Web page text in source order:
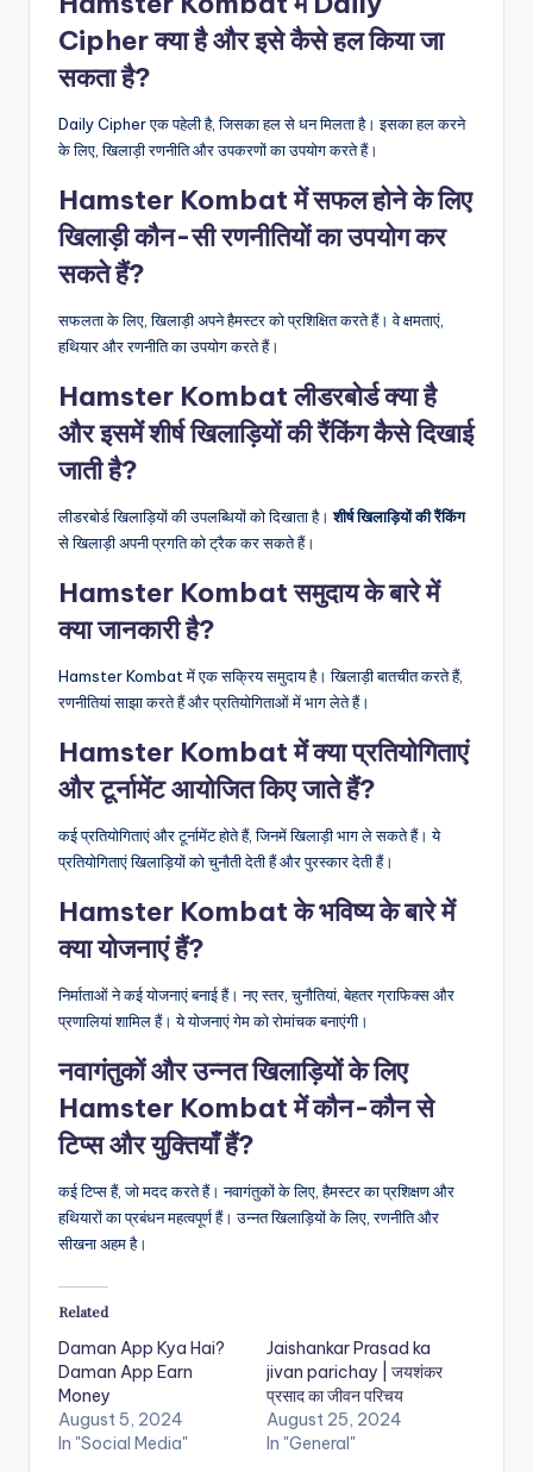
Cipher क्या है और इसे कैसे हल किया जा
सकता है?
Daily Cipher एक पहेली है, जिसका हल से धन मिलता है। इसका हल करने
के लिए, खिलाड़ी रणनीति और उपकरणों का उपयोग करते हैं।
Hamster Kombat में सफल होने के लिए
खिलाड़ी कौन-सी रणनीतियों का उपयोग कर
सकते हैं?
सफलता के लिए, खिलाड़ी अपने हैमस्टर को प्रशिक्षित करते हैं। वे क्षमताएं,
हथियार और रणनीति का उपयोग करते हैं।
Hamster Kombat लीडरबोर्ड क्या है
और इसमें शीर्ष खिलाड़ियों की रैंकिंग कैसे दिखाई
जाती है?
लीडरबोर्ड खिलाड़ियों की उपलब्धियों को दिखाता है।शीर्ष खिलाड़ियों की रैंकिंग
से खिलाड़ी अपनी प्रगति को ट्रैक कर सकते हैं।
Hamster Kombat समुदाय के बारे में
क्या जानकारी है?
Hamster Kombat में एक सक्रिय समुदाय है। खिलाड़ी बातचीत करते हैं,
रणनीतियां साझा करते हैं और प्रतियोगिताओं में भाग लेते हैं।
Hamster Kombat में क्या प्रतियोगिताएं
और टूर्नामेंट आयोजित किए जाते हैं?
कई प्रतियोगिताएं और टूर्नामेंट होते हैं, जिनमें खिलाड़ी भाग ले सकते हैं। ये
प्रतियोगिताएं खिलाड़ियों को चुनौती देती हैं और पुरस्कार देती हैं।
Hamster Kombat के भविष्य के बारे में
क्या योजनाएं हैं?
निर्माताओं ने कई योजनाएं बनाई हैं। नए स्तर, चुनौतियां, बेहतर ग्राफिक्स और
प्रणालियां शामिल हैं। ये योजनाएं गेम को रोमांचक बनाएंगी।
नवागंतुकों और उन्नत खिलाड़ियों के लिए
Hamster Kombat में कौन-कौन से
टिप्स और युक्तियाँ हैं?
कई टिप्स हैं, जो मदद करते हैं। नवागंतुकों के लिए, हैमस्टर का प्रशिक्षण और
हथियारों का प्रबंधन महत्वपूर्ण हैं। उन्नत खिलाड़ियों के लिए, रणनीति और
सीखना अहम है।
Related
Daman App Kya Hai?
Daman App Earn
Money
August 5, 2024
In "Social Media"
Jaishankar Prasad ka
jivan parichay | जयशंकर
प्रसाद का जीवन परिचय
August 25, 2024
In "General"